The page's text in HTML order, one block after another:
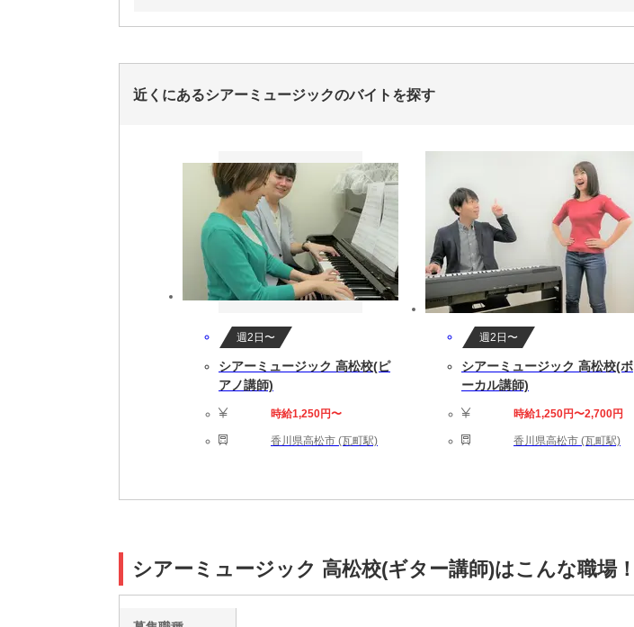
近くにあるシアーミュージックのバイトを探す
週2日〜
シアーミュージック 高松校(ピ
アノ講師)
時給1,250円〜
香川県高松市 (瓦町駅)
週2日〜
シアーミュージック 高松校(ボ
ーカル講師)
時給1,250円〜2,700円
香川県高松市 (瓦町駅)
シアーミュージック 高松校(ギター講師)はこんな職場！